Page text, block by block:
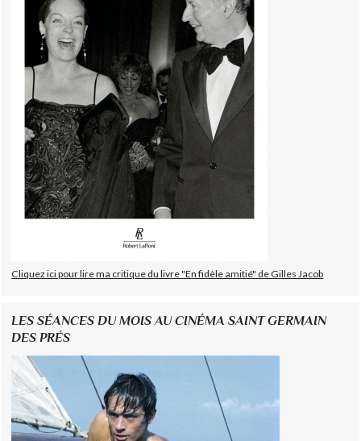
Cliquez ici pour lire ma critique du livre "En fidèle amitié" de Gilles Jacob
LES SÉANCES DU MOIS AU CINÉMA SAINT GERMAIN
DES PRÉS